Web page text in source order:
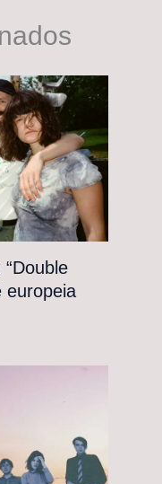
europeia